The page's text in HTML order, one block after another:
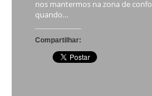
nos mantermos na zona de
quando…
Compartilhar: